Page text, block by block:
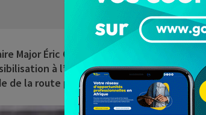
Major Éric Orou Yérima, Porte-parole de
à l’endroit des citoyens, à la
de la route prévue dès le 1er mars 2024